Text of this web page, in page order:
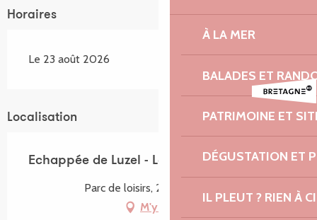
À LA MER
BALADES ET
PATRIMOINE ET
DÉGUSTATION ET
IL PLEUT ? RIEN À
Horaires
Le 23 août 2026
Localisation
Echappée de Luzel - Le temps d'un conte
Parc de loisirs, 22420 Plouaret
M'y rendre